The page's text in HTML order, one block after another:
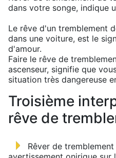
dans votre songe, indique
Le rêve d'un tremblement
dans une voiture, est le
d'amour.
Faire le rêve de
ascenseur, signifie que
situation très dangereuse
Troisième
rêve de
Rêver de